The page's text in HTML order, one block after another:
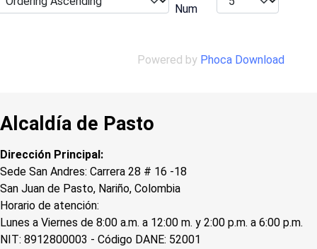
Num
Powered by Phoca Download
Alcaldía de Pasto
Dirección Principal:
Sede San Andres: Carrera 28 # 16 -18
San Juan de Pasto, Nariño, Colombia
Horario de atención:
Lunes a Viernes de 8:00 a.m. a 12:00 m. y 2:00 p.m. a 6:00 p.m.
NIT: 8912800003 - Código DANE: 52001